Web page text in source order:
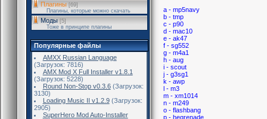
Плагины [69]
Плагины, которые можно скачать
Моды [5]
Тоже в принципе плагины
Популярные файлы
AMXX Russian Language
(Загрузок: 7816)
AMX Mod X Full Installer v1.8.1
(Загрузок: 5228)
Round Non-Stop v0.3.6(Загрузок:
3130)
Loading Music II v1.2.9(Загрузок:
2905)
SuperHero Mod Auto-Installer
a - mp5navy
b - tmp
c - p90
d - mac10
e - ak47
f - sg552
g - m4a1
h - aug
i - scout
j - g3sg1
k - awp
l - m3
m - xm1014
n - m249
o - flashbang
p - hegrenade